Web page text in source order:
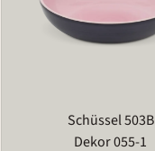
Schüssel 503B
Dekor 055-1